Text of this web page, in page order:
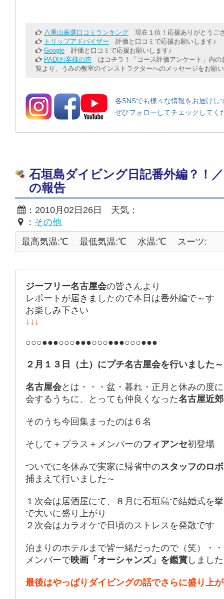
八重山厳選口コミランキング 現在１位！応援ありがとうご
トリップアドバイザー 評価と口コミで応援お願いします♪
Google 評価と口コミで応援お願いします♪
PADIお客様の声 はコチラ！「コース評価アンケート」内の
覧より、うみの教室のインストラクターへのメッセージをお願
各SNSでも様々な情報をお届けし
ぜひフォローしてチェックしてく
石垣島ダイビング日記番外編？！
の報告
：2010月02日26日 天気：
： その他
最高気温:℃
最低気温:℃ 水温:℃ スーツ:
ジーフリー名古屋会の皆さんより
レポートが届きましたので本日は番外編で～す
お楽しみ下さい
↓↓↓
○○○●●●○○○●●●○○○●●●○○○●●●
２月１３日（土）にプチ名古屋会を行いました～
名古屋会とは・・・盆・暮れ・正月と休みの度
会するうちに、とっても仲良くなった名古屋近
そのうち今回集まったのは６名
そして＋プラス＋メンバーのフィアンセ初登場
ついでに冬休みで実家に帰省中のスタッフのロ
捕まえて行いました～
１次会は居酒屋にて、８月に石垣島で結婚式を
で大いに盛り上がり
２次会はカラオケで日頃のストレスを発散です
泊まりのホテルまで皆一緒だったので（笑）・
メンバーで映画「オーシャンズ」を鑑賞 しまし
最後はやっぱりダイビングの話でさらに盛り上